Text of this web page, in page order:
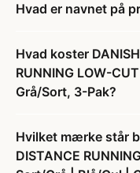
Hvad er navnet på
Hvad koster
RUNNING LOW-
Grå/Sort, 3-Pak?
Hvilket mærke står
DISTANCE